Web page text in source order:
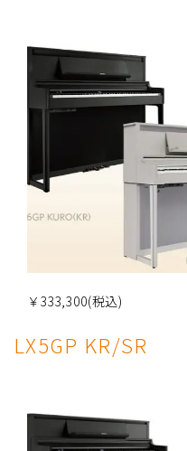
￥333,300(税込)
LX5GP KR/SR